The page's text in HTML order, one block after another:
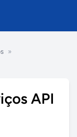
»
API